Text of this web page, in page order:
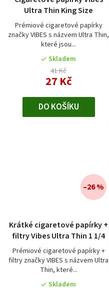
Ultra Thin King Size
Prémiové cigaretové papírky
značky VIBES s názvem Ultra Thin,
které jsou...
Skladem
41 Kč
27 Kč
DO KOŠÍKU
Krátké cigaretové papírky +
filtry Vibes Ultra Thin 1 1/4
Prémiové cigaretové papírky +
filtry značky VIBES s názvem Ultra
Thin, které...
Skladem
–26 %